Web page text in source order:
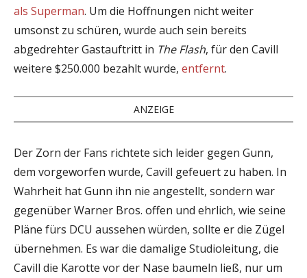
als Superman. Um die Hoffnungen nicht weiter
umsonst zu schüren, wurde auch sein bereits
abgedrehter Gastauftritt in The Flash, für den Cavill
weitere $250.000 bezahlt wurde, entfernt.
ANZEIGE
Der Zorn der Fans richtete sich leider gegen Gunn,
dem vorgeworfen wurde, Cavill gefeuert zu haben. In
Wahrheit hat Gunn ihn nie angestellt, sondern war
gegenüber Warner Bros. offen und ehrlich, wie seine
Pläne fürs DCU aussehen würden, sollte er die Zügel
übernehmen. Es war die damalige Studioleitung, die
Cavill die Karotte vor der Nase baumeln ließ, nur um